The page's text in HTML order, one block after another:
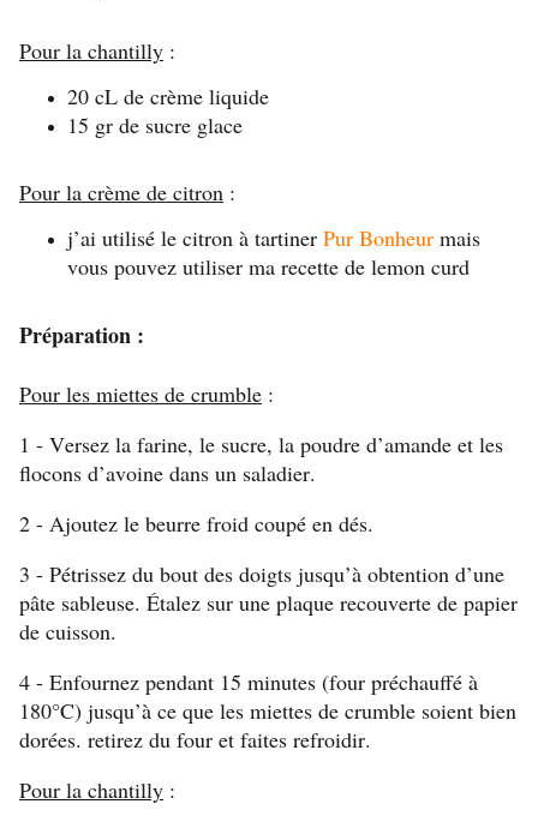
Pour la chantilly :
20 cL de crème liquide
15 gr de sucre glace
Pour la crème de citron :
j’ai utilisé le citron à tartiner Pur Bonheur mais
vous pouvez utiliser ma recette de lemon curd
Préparation :
Pour les miettes de crumble :
1 - Versez la farine, le sucre, la poudre d’amande et les
flocons d’avoine dans un saladier.
2 - Ajoutez le beurre froid coupé en dés.
3 - Pétrissez du bout des doigts jusqu’à obtention d’une
pâte sableuse. Étalez sur une plaque recouverte de papier
de cuisson.
4 - Enfournez pendant 15 minutes (four préchauffé à
180°C) jusqu’à ce que les miettes de crumble soient bien
dorées. retirez du four et faites refroidir.
Pour la chantilly :